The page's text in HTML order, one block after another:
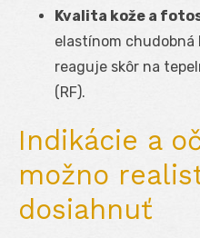
Kvalita kože a
elastínom chudobná
reaguje skôr na
(RF).
Indikácie a
možno
dosiahnuť